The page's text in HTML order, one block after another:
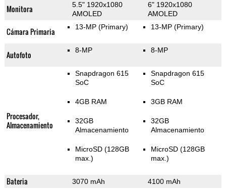
Monitora
5.5" 1920x1080
AMOLED
6" 1920x1080
AMOLED
Cámara Primaria 13-MP (Primary) 13-MP (Primary)
Autofoto 8-MP 8-MP
Procesador,
Almacenamiento
Snapdragon 615
SoC
4GB RAM
32GB
Almacenamiento
MicroSD (128GB
max.)
Snapdragon 615
SoC
3GB RAM
32GB
Almacenamiento
MicroSD (128GB
max.)
Bateria 3070 mAh 4100 mAh